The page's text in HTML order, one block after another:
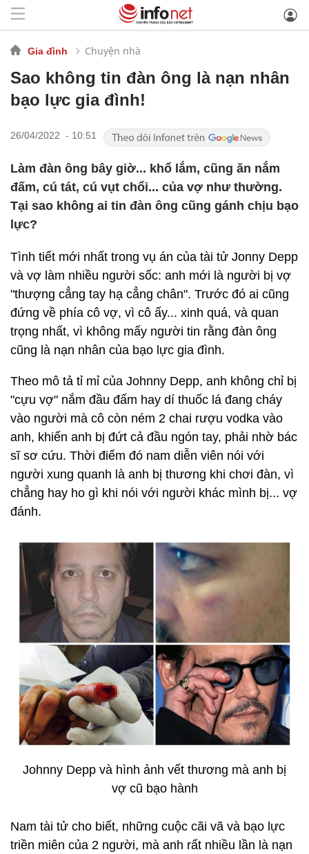
Gia đình Chuyện nhà
Sao không tin đàn ông là nạn nhân
bạo lực gia đình!
26/04/2022 - 10:51
Làm đàn ông bây giờ... khổ lắm, cũng ăn nắm
đấm, cú tát, cú vụt chổi... của vợ như thường.
Tại sao không ai tin đàn ông cũng gánh chịu bạo
lực?
Tình tiết mới nhất trong vụ án của tài tử Jonny Depp
và vợ làm nhiều người sốc: anh mới là người bị vợ
"thượng cẳng tay hạ cẳng chân". Trước đó ai cũng
đứng về phía cô vợ, vì cô ấy... xinh quá, và quan
trọng nhất, vì không mấy người tin rằng đàn ông
cũng là nạn nhân của bạo lực gia đình.
Theo mô tả tỉ mỉ của Johnny Depp, anh không chỉ bị
"cựu vợ" nắm đầu đấm hay dí thuốc lá đang cháy
vào người mà cô còn ném 2 chai rượu vodka vào
anh, khiến anh bị đứt cả đầu ngón tay, phải nhờ bác
sĩ sơ cứu. Thời điểm đó nam diễn viên nói với
người xung quanh là anh bị thương khi chơi đàn, vì
chẳng hay ho gì khi nói với người khác mình bị... vợ
đánh.
Johnny Depp và hình ảnh vết thương mà anh bị
vợ cũ bạo hành
Nam tài tử cho biết, những cuộc cãi vã và bạo lực
triền miên của 2 người, mà anh rất nhiều lần là nạn